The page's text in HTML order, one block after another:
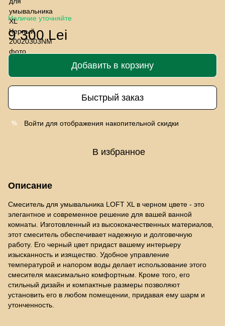
Наличие уточняйте
9 300 Lei
Добавить в корзину
Быстрый заказ
% Войти для отображения накопительной скидки
В избранное
Описание
Смеситель для умывальника LOFT XL в черном цвете - это
элегантное и современное решение для вашей ванной
комнаты. Изготовленный из высококачественных материалов,
этот смеситель обеспечивает надежную и долговечную
работу. Его черный цвет придаст вашему интерьеру
изысканность и изящество. Удобное управление
температурой и напором воды делает использование этого
смесителя максимально комфортным. Кроме того, его
стильный дизайн и компактные размеры позволяют
установить его в любом помещении, придавая ему шарм и
утонченность.